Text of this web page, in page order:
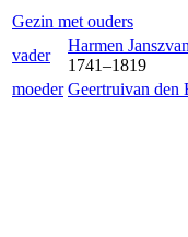
Gezin met ouders
vader
Harmen Jansz
1741–1819
moeder Geertruivan den